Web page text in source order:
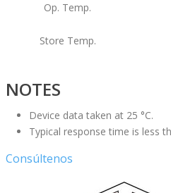
Op. Temp.
Store Temp.
NOTES
Device data taken at 25 °C.
Typical response time is less
Consúltenos